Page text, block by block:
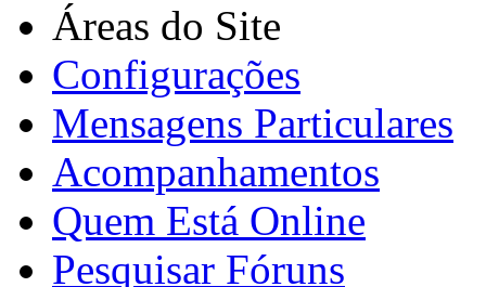
Áreas do Site
Configurações
Mensagens Particulares
Acompanhamentos
Quem Está Online
Pesquisar Fóruns